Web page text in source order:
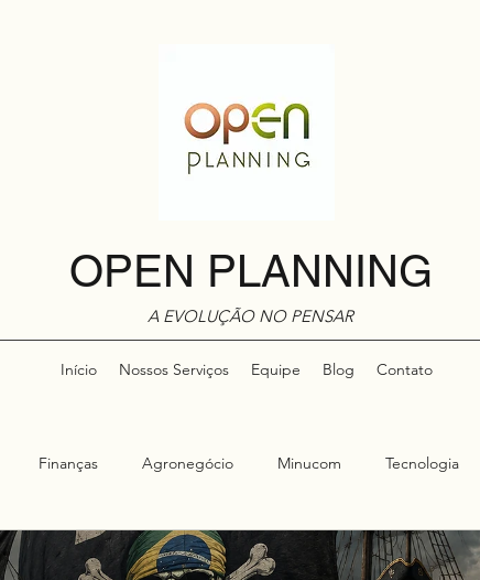
OPEN PLANNING
A EVOLUÇÃO NO PENSAR
Início Nossos Serviços Equipe Blog Contato
Finanças Agronegócio Minucom Tecnologia
Mkt h2h